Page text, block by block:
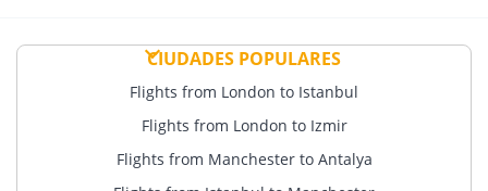
CIUDADES POPULARES
Flights from London to Istanbul
Flights from London to Izmir
Flights from Manchester to Antalya